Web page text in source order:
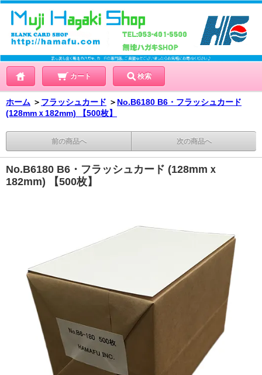
カート 検索
ホーム ＞ フラッシュカード ＞ No.B6180 B6・フラッシュカード
(128mmｘ182mm) 【500枚】
前の商品へ 次の商品へ
No.B6180 B6・フラッシュカード (128mmｘ
182mm) 【500枚】